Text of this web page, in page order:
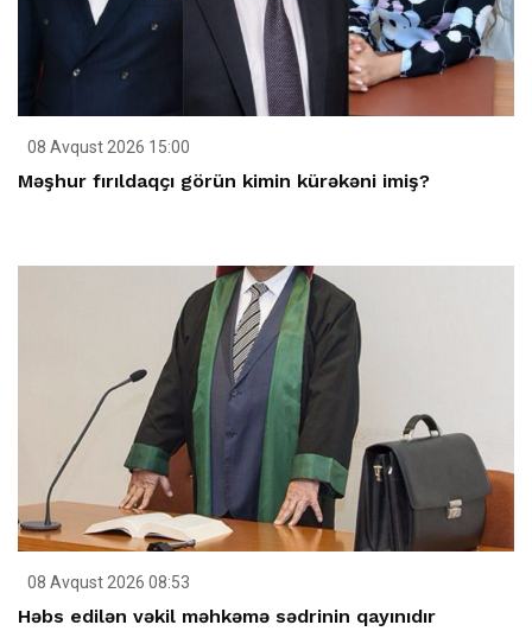
08 Avqust 2026 15:00
Məşhur fırıldaqçı görün kimin kürəkəni imiş?
08 Avqust 2026 08:53
Həbs edilən vəkil məhkəmə sədrinin qayınıdır